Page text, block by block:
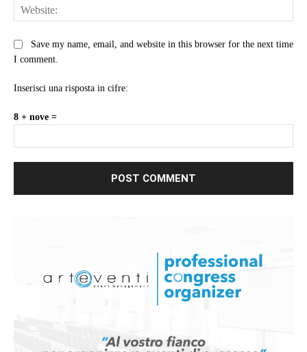
Save my name, email, and website in this browser for the next time
I comment.
Inserisci una risposta in cifre:
8 + nove =